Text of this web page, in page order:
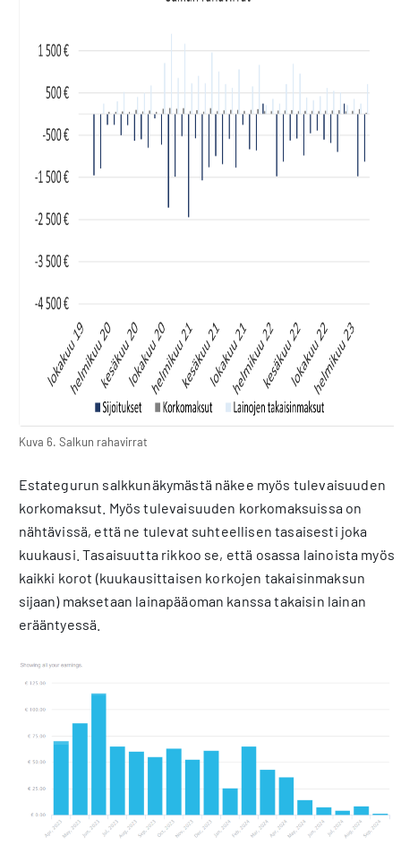
Kuva 6. Salkun rahavirrat
Estategurun salkkunäkymästä näkee myös tulevaisuuden
korkomaksut. Myös tulevaisuuden korkomaksuissa on
nähtävissä, että ne tulevat suhteellisen tasaisesti joka
kuukausi. Tasaisuutta rikkoo se, että osassa lainoista myös
kaikki korot (kuukausittaisen korkojen takaisinmaksun
sijaan) maksetaan lainapääoman kanssa takaisin lainan
erääntyessä.